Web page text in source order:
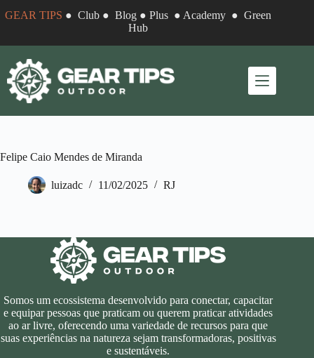
para
conteúdo
GEAR TIPS ●Club ●Blog ●Plus ● Academy ●Green
Hub
Felipe Caio Mendes de Miranda
luizadc 11/02/2025 RJ
Somos um ecossistema desenvolvido para conectar, capacitar
e equipar pessoas que praticam ou querem praticar atividades
ao ar livre, oferecendo uma variedade de recursos para que
suas experiências na natureza sejam transformadoras, positivas
e sustentáveis.